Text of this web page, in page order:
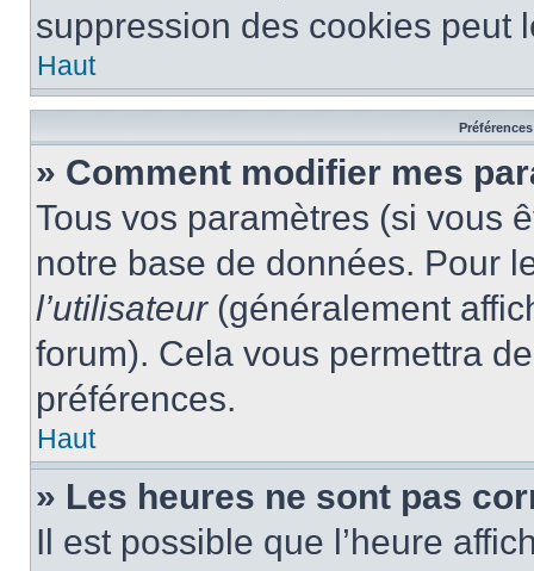
suppression des cookies peut
Haut
» Comment modifier mes
Tous vos paramètres (si vous
notre base de données. Pour
l’utilisateur(généralement
forum). Cela vous permettra
préférences.
Haut
» Les heures ne sont pas
Il est possible que l’heure